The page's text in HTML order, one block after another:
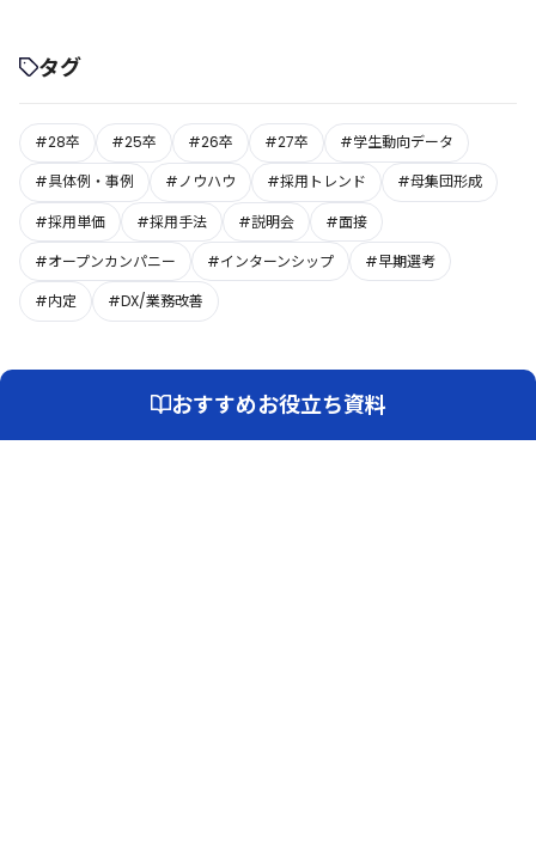
タグ
#28卒 #25卒 #26卒 #27卒
#学生動向データ
#具体例・事例
#ノウハウ #採用トレンド
#母集団形成
#採用単価
#採用手法 #説明会
#面接
#オープンカンパニー
#インターンシップ
#早期選考
#内定
#DX/業務改善
おすすめお役立ち資料